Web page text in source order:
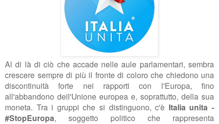
Al di là di ciò che accade nelle aule parlamentari, sembra
crescere sempre di più il fronte di coloro che chiedono una
discontinuità forte nei rapporti con l'Europa, fino
all'abbandono dell'Unione europea e, soprattutto, della sua
moneta. Tra i gruppi che si distinguono, c'è Italia unita -
#StopEuropa, soggetto politico che rappresenta